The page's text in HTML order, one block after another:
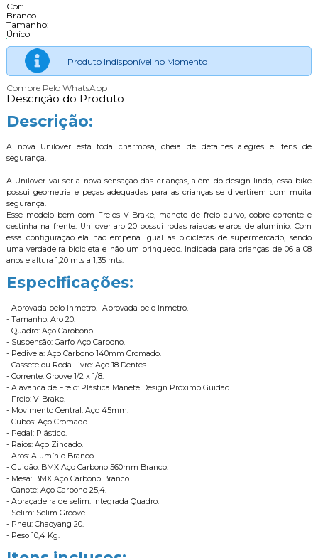
Cor:
Branco
Tamanho:
Único
Produto Indisponível no Momento
Compre Pelo WhatsApp
Descrição do Produto
Descrição:
A nova Unilover está toda charmosa, cheia de detalhes alegres e itens de
segurança.
A Unilover vai ser a nova sensação das crianças, além do design lindo, essa bike
possui geometria e peças adequadas para as crianças se divertirem com muita
segurança.
Esse modelo bem com Freios V-Brake, manete de freio curvo, cobre corrente e
cestinha na frente. Unilover aro 20 possui rodas raiadas e aros de alumínio. Com
essa configuração ela não empena igual as bicicletas de supermercado, sendo
uma verdadeira bicicleta e não um brinquedo. Indicada para crianças de 06 a 08
anos e altura 1,20 mts a 1,35 mts.
Especificações:
- Aprovada pelo Inmetro.- Aprovada pelo Inmetro.
- Tamanho: Aro 20.
- Quadro: Aço Carobono.
- Suspensão: Garfo Aço Carbono.
- Pedivela: Aço Carbono 140mm Cromado.
- Cassete ou Roda Livre: Aço 18 Dentes.
- Corrente: Groove 1/2 x 1/8.
- Alavanca de Freio: Plástica Manete Design Próximo Guidão.
- Freio: V-Brake.
- Movimento Central: Aço 45mm.
- Cubos: Aço Cromado.
- Pedal: Plástico.
- Raios: Aço Zincado.
- Aros: Alumínio Branco.
- Guidão: BMX Aço Carbono 560mm Branco.
- Mesa: BMX Aço Carbono Branco.
- Canote: Aço Carbono 25,4.
- Abraçadeira de selim: Integrada Quadro.
- Selim: Selim Groove.
- Pneu: Chaoyang 20.
- Peso 10,4 Kg.